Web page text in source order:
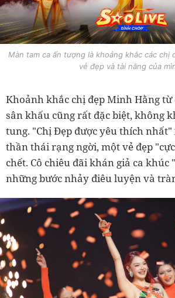
Màn tam ca ấn tượng là khoảng khắc các chị
vẻ đẹp và tài năng của
Khoảnh khắc chị đẹp Minh Hằng từ
sân khấu cũng rất đặc biệt, không
tung. "Chị Đẹp được yêu thích
thần thái rạng ngời, một vẻ đẹp
chết. Cô chiêu đãi khán giả ca khúc
những bước nhảy điêu luyện và